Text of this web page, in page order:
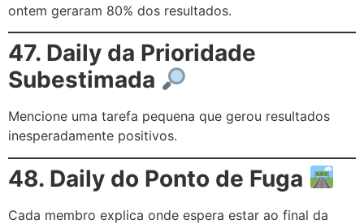
ontem geraram 80% dos resultados.
47. Daily da Prioridade
Subestimada
Mencione uma tarefa pequena que gerou resultados
inesperadamente positivos.
48. Daily do Ponto de Fuga
Cada membro explica onde espera estar ao final da